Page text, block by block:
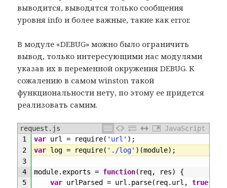
выводится, выводятся только сообщения
уровня info и более важные, такие как error.
В модуле «DEBUG» можно было ограничить
вывод, только интересующими нас модулями
указав их в переменной окружения DEBUG. К
сожалению в самом winston такой
функциональности нету, по этому ее придется
реализовать самим.
request.js
JavaScript
1
2
3
4
5
var url = require( 'url' ) ;
var log = require( './log' ) (module) ;
module. exports = function( req, res)
{
var urlParsed = url . parse( req. url , true